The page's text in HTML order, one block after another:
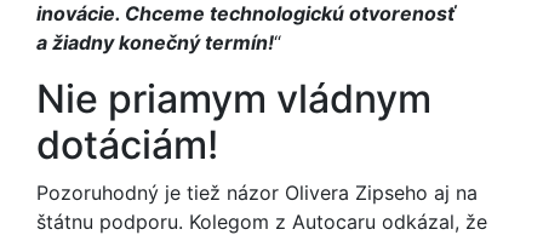
inovácie. Chceme technologickú otvorenosť
a žiadny konečný termín!“
Nie priamym vládnym
dotáciám!
Pozoruhodný je tiež názor Olivera Zipseho aj na
štátnu podporu. Kolegom z Autocaru odkázal, že